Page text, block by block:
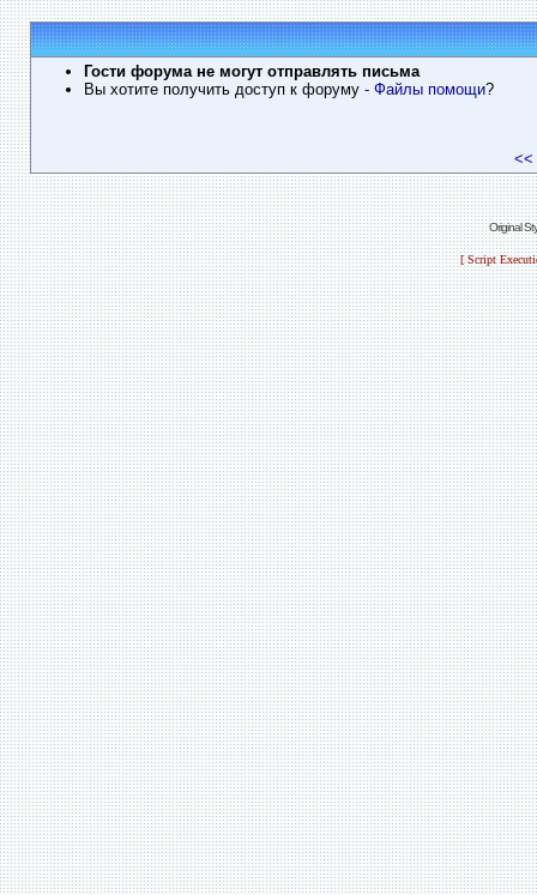
Гости форума не могут отправлять письма
Вы хотите получить доступ к форуму - Файлы помощи?
<<
Original
[ Script